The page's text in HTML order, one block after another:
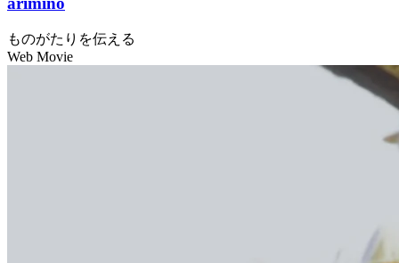
ものがたりを伝える
Web Movie